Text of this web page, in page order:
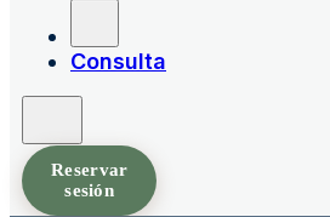
Consulta
Reservar
sesión